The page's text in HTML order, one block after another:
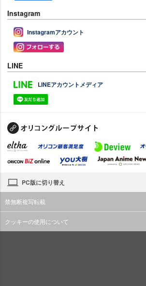
Instagram
Instagramアカウント
LINE
LINEアカウントメディア
PC版に切り替え
禁無断複写転載
クッキーの使用について